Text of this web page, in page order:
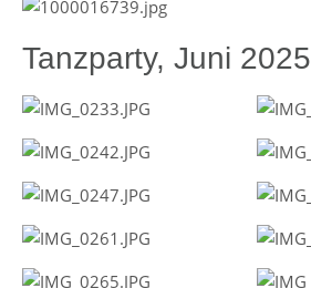
Tanzparty, Juni 2025